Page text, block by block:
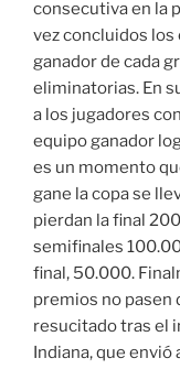
consecutiva en la
vez concluidos
ganador de cada
eliminatorias. En
a los jugadores
equipo ganador
es un momento
gane la copa se
pierdan la final
semifinales
final, 50.000.
premios no pasen
resucitado tras el
Indiana, que